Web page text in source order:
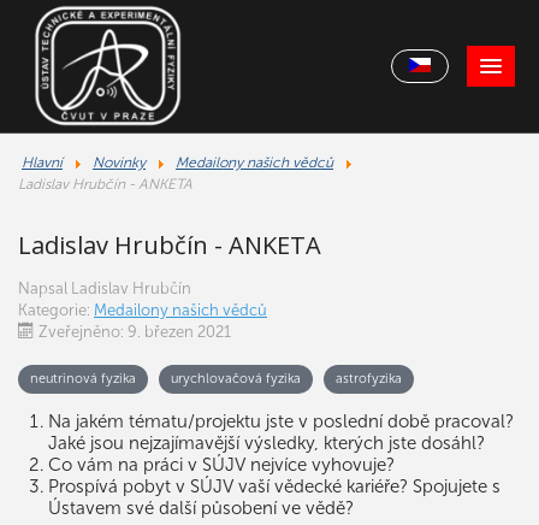
Hlavní Novinky
Medailony našich vědců
Ladislav Hrubčín - ANKETA
Ladislav Hrubčín - ANKETA
Napsal Ladislav Hrubčín
Kategorie: Medailony našich vědců
Zveřejněno: 9. březen 2021
neutrinová fyzika urychlovačová fyzika astrofyzika
Na jakém tématu/projektu jste v poslední době pracoval?
Jaké jsou nejzajímavější výsledky, kterých jste dosáhl?
Co vám na práci v SÚJV nejvíce vyhovuje?
Prospívá pobyt v SÚJV vaší vědecké kariéře? Spojujete s
Ústavem své další působení ve vědě?